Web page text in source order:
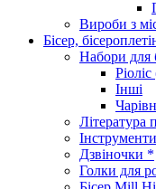
Вироби з
Бісер,
Набори для
Інші
Література
Інструменти
Дзвіночки *
Голки для